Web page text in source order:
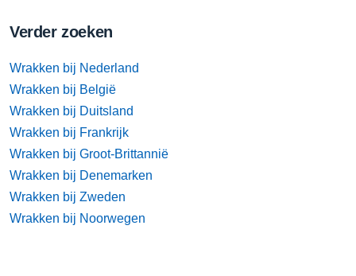
Verder zoeken
Wrakken bij Nederland
Wrakken bij België
Wrakken bij Duitsland
Wrakken bij Frankrijk
Wrakken bij Groot-Brittannië
Wrakken bij Denemarken
Wrakken bij Zweden
Wrakken bij Noorwegen